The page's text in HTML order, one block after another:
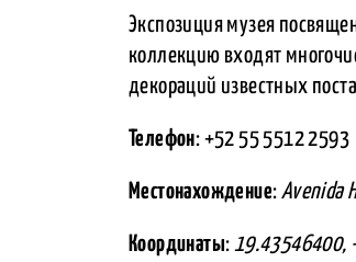
Экспозиция музея
коллекцию входят
декораций известных
Телефон: +52 55 5512 2593
Местонахождение: Avenida
Координаты: 19.43546400,